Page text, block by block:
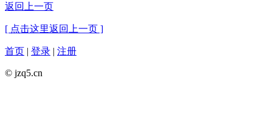
返回上一页
[ 点击这里返回上一页 ]
首页 | 登录 | 注册
© jzq5.cn